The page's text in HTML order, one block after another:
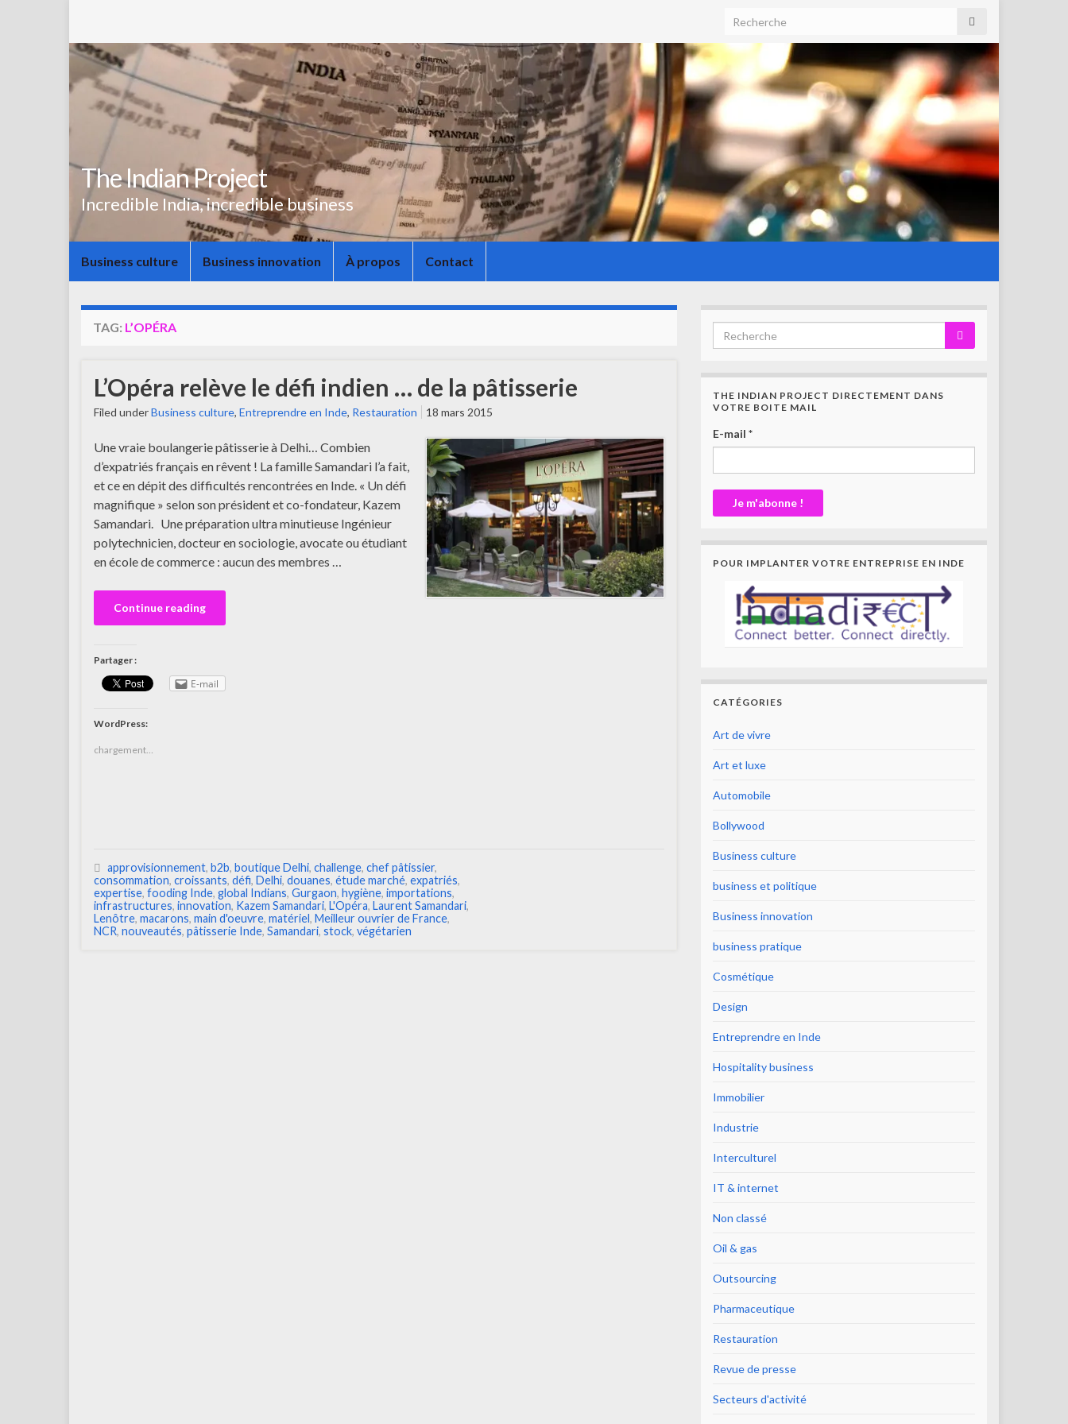
The Indian Project
Incredible India, incredible business
Business culture Business innovation À propos Contact
TAG: L’OPÉRA
L’Opéra relève le défi indien … de la pâtisserie
Filed underBusiness culture, Entreprendre en Inde, Restauration 18 mars 2015
Une vraie boulangerie pâtisserie à Delhi… Combien
d’expatriés français en rêvent ! La famille Samandari l’a fait,
et ce en dépit des difficultés rencontrées en Inde. « Un défi
magnifique » selon son président et co-fondateur, Kazem
Samandari. Une préparation ultra minutieuse Ingénieur
polytechnicien, docteur en sociologie, avocate ou étudiant
en école de commerce : aucun des membres …
Continue reading
Partager :
E-mail
WordPress:
chargement…
approvisionnement, b2b, boutique Delhi, challenge, chef pâtissier,
consommation, croissants, défi, Delhi, douanes, étude marché, expatriés,
expertise, fooding Inde, global Indians, Gurgaon, hygiène, importations,
infrastructures, innovation, Kazem Samandari, L'Opéra, Laurent Samandari,
Lenôtre, macarons, main d'oeuvre, matériel, Meilleur ouvrier de France,
NCR, nouveautés, pâtisserie Inde, Samandari, stock, végétarien
THE INDIAN PROJECT DIRECTEMENT DANS
VOTRE BOITE MAIL
E-mail *
POUR IMPLANTER VOTRE ENTREPRISE EN INDE
CATÉGORIES
Art de vivre
Art et luxe
Automobile
Bollywood
Business culture
business et politique
Business innovation
business pratique
Cosmétique
Design
Entreprendre en Inde
Hospitality business
Immobilier
Industrie
Interculturel
IT & internet
Non classé
Oil & gas
Outsourcing
Pharmaceutique
Restauration
Revue de presse
Secteurs d'activité